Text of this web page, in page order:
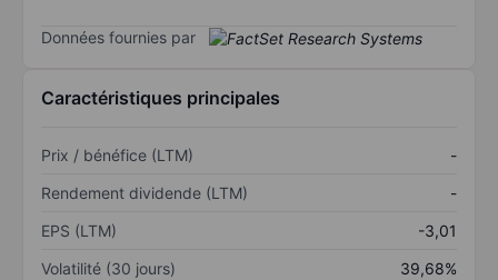
Données fournies par
Caractéristiques principales
Prix / bénéfice (LTM)
-
Rendement dividende (LTM)
-
EPS (LTM)
-3,01
Volatilité (30 jours)
39,68%